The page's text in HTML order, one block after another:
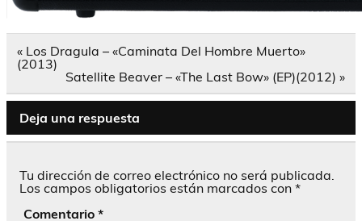
Navegación
de
entradas
« Los Dragula – «Caminata Del Hombre Muerto»
(2013)
Satellite Beaver – «The Last Bow» (EP)(2012) »
Deja una respuesta
Tu dirección de correo electrónico no será publicada.
Los campos obligatorios están marcados con *
Comentario *